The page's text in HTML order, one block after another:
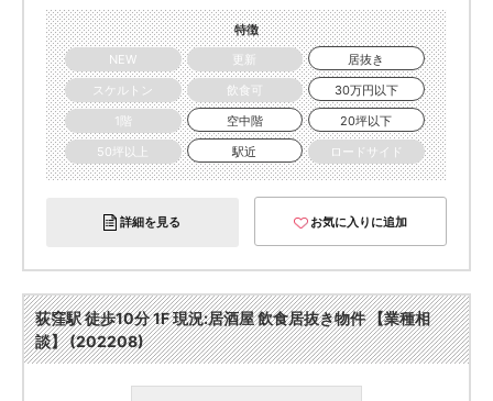
特徴
NEW
更新
居抜き
スケルトン
飲食可
30万円以下
1階
空中階
20坪以下
50坪以上
駅近 ロードサイド
詳細を見る お気に入りに追加
荻窪駅 徒歩10分 1F 現況:居酒屋 飲食居抜き物件 【業種相
談】 (202208)